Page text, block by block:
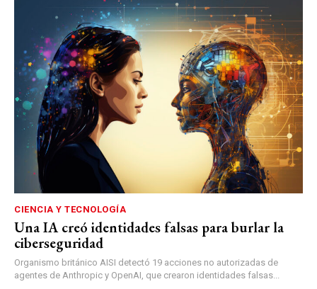
CIENCIA Y TECNOLOGÍA
Una IA creó identidades falsas para burlar la
ciberseguridad
Organismo británico AISI detectó 19 acciones no autorizadas de
agentes de Anthropic y OpenAI, que crearon identidades falsas...